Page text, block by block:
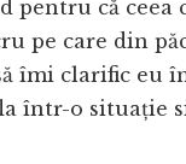
pentru că
pe care din
îmi clarific eu
într-o situație